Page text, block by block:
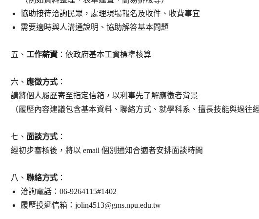
協助接待洽詢民眾，處理現場報名及收件、收費事宜
需要適時與人溝通說明、協助解答基本問題
五、 工作薪資：依政府基本工資標準核算
六、 應徵方式 ：
請將個人履歷寄至指定信箱，以利事先了解應徵者背景
（履歷內容建議包含基本資料、聯絡方式、就學科系、擅長技能與過往
七、 面談方式 ：
經初步審核後，將以 email 個別通知合適者安排面談時間
八、 聯絡方式 ：
洽詢電話：06-9264115#1402
履歷投遞信箱：jolin4513@gms.npu.edu.tw